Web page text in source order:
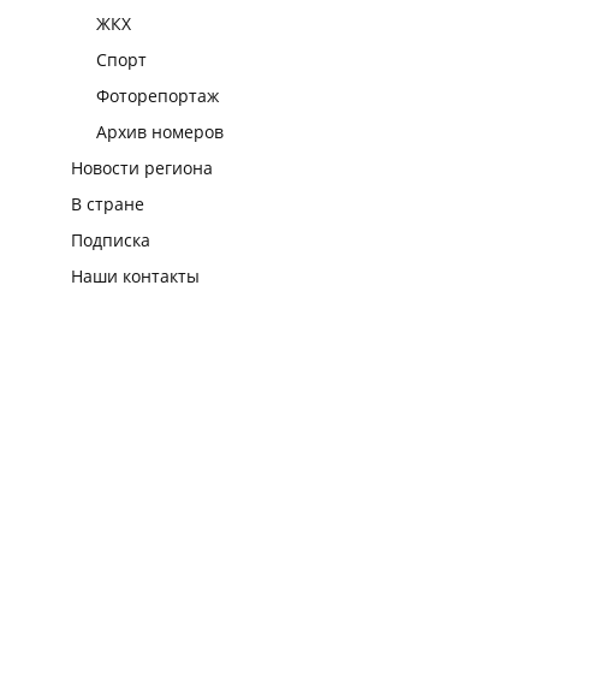
ЖКХ
Спорт
Фоторепортаж
Архив номеров
Новости региона
В стране
Подписка
Наши контакты